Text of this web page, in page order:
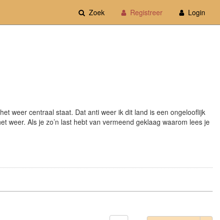
Zoek Registreer Login
weer centraal staat. Dat anti weer ik dit land is een ongelooflijk
weer. Als je zo’n last hebt van vermeend geklaag waarom lees je